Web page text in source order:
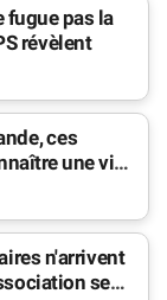
fugue pas la
révèlent
ces
une vie
n'arrivent
se